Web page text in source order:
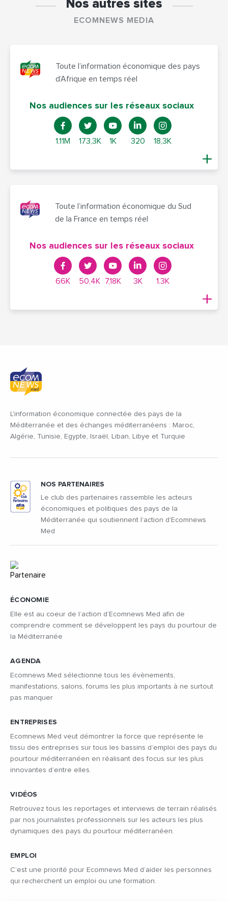
Nos autres sites
ECOMNEWS MEDIA
Toute l’information économique des pays
d’Afrique en temps réel
Nos audiences sur les réseaux sociaux
1.11M 173,3K 1K 320 18,3K
Toute l’information économique du Sud
de la France en temps réel
Nos audiences sur les réseaux sociaux
66K 50,4K 7,18K 3K 1.3K
L'information économique connectée des pays de la
Méditerranée et des échanges méditerranéens : Maroc,
Algérie, Tunisie, Egypte, Israël, Liban, Libye et Turquie
ÉCONOMIE
Elle est au coeur de l’action d’Ecomnews Med afin de
comprendre comment se développent les pays du pourtour de
la Méditerranée
AGENDA
Ecomnews Med sélectionne tous les évènements,
manifestations, salons, forums les plus importants à ne surtout
pas manquer
ENTREPRISES
Ecomnews Med veut démontrer la force que représente le
tissu des entreprises sur tous les bassins d’emploi des pays du
pourtour méditerranéen en réalisant des focus sur les plus
innovantes d’entre elles.
VIDÉOS
Retrouvez tous les reportages et interviews de terrain réalisés
par nos journalistes professionnels sur les acteurs les plus
dynamiques des pays du pourtour méditerranéen.
EMPLOI
C’est une priorité pour Ecomnews Med d’aider les personnes
qui recherchent un emploi ou une formation.
NOS PARTENAIRES
Le club des partenaires rassemble les acteurs
économiques et politiques des pays de la
Méditerranée qui soutiennent l'action d'Ecomnews
Med